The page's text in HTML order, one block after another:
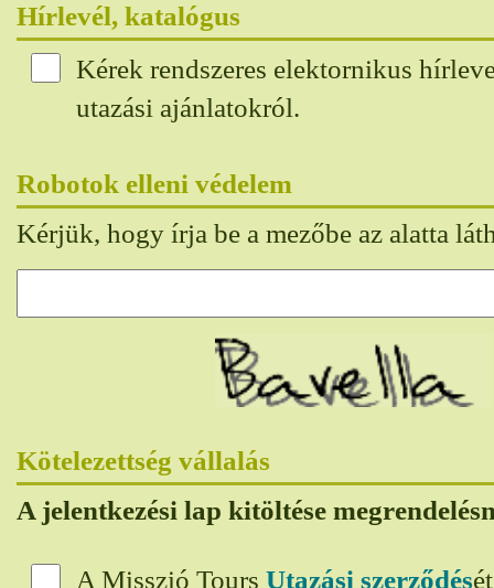
Hírlevél, katalógus
Kérek rendszeres elektornikus
utazási ajánlatokról.
Robotok elleni védelem
Kérjük, hogy írja be a mezőbe az alatta
Kötelezettség vállalás
A jelentkezési lap kitöltése
A Misszió Tours Utazási szerződés